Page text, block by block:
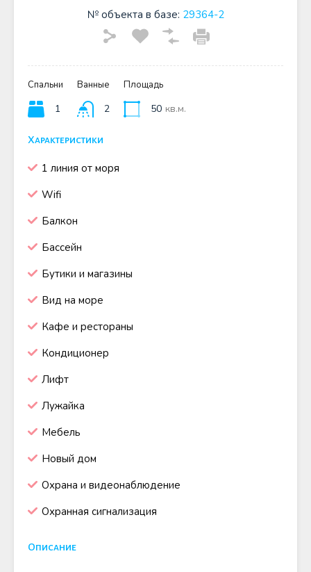
№ объекта в базе: 29364-2
Спальни
1
Ванные
2
Площадь
50 кв.м.
Характеристики
1 линия от моря
Wifi
Балкон
Бассейн
Бутики и магазины
Вид на море
Кафе и рестораны
Кондиционер
Лифт
Лужайка
Мебель
Новый дом
Охрана и видеонаблюдение
Охранная сигнализация
Описание